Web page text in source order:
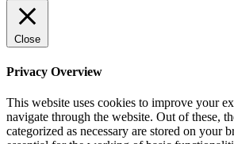
Close
Privacy Overview
This website uses cookies to improve your
navigate through the website. Out of these,
categorized as necessary are stored on your